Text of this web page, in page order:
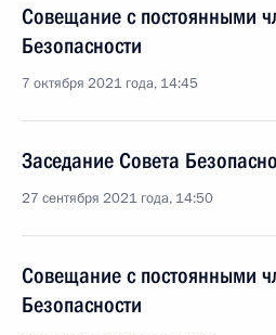
Совещание с постоянными
Безопасности
7 октября 2021 года, 14:45
Заседание Совета
27 сентября 2021 года, 14:50
Совещание с постоянными
Безопасности